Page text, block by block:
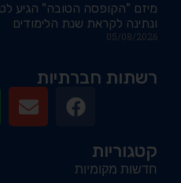
מיזם "הקופסה הטובה" הגיע
ונתינה לקראת שנת הלימודים
05/08/2026
רשתות חברתיות
קטגוריות
חדשות מקומיות